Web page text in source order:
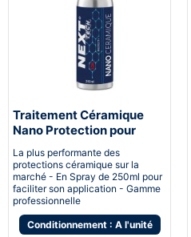
Traitement Céramique
Nano Protection pour
La plus performante des
protections céramique sur la
marché - En Spray de 250ml pour
faciliter son application - Gamme
professionnelle
Conditionnement : A l'unité